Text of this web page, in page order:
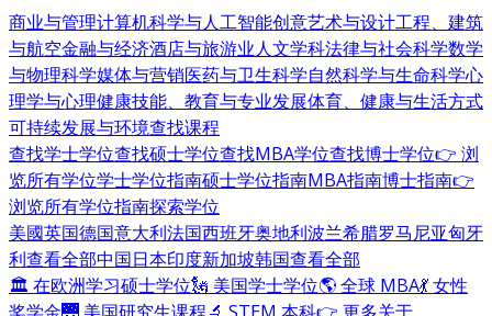
商业与管理计算机科学与人工智能创意艺术与设计工程、建筑
与航空金融与经济酒店与旅游业人文学科法律与社会科学数学
与物理科学媒体与营销医药与卫生科学自然科学与生命科学心
理学与心理健康技能、教育与专业发展体育、健康与生活方式
可持续发展与环境查找课程
查找学士学位查找硕士学位查找MBA学位查找博士学位👉 浏
览所有学位学士学位指南硕士学位指南MBA指南博士指南👉
浏览所有学位指南探索学位
美國英国德国意大利法国西班牙奥地利波兰希腊罗马尼亚匈牙
利查看全部中国日本印度新加坡韩国查看全部
🏛 在欧洲学习硕士学位🗽 美国学士学位🌎 全球 MBA💃 女性